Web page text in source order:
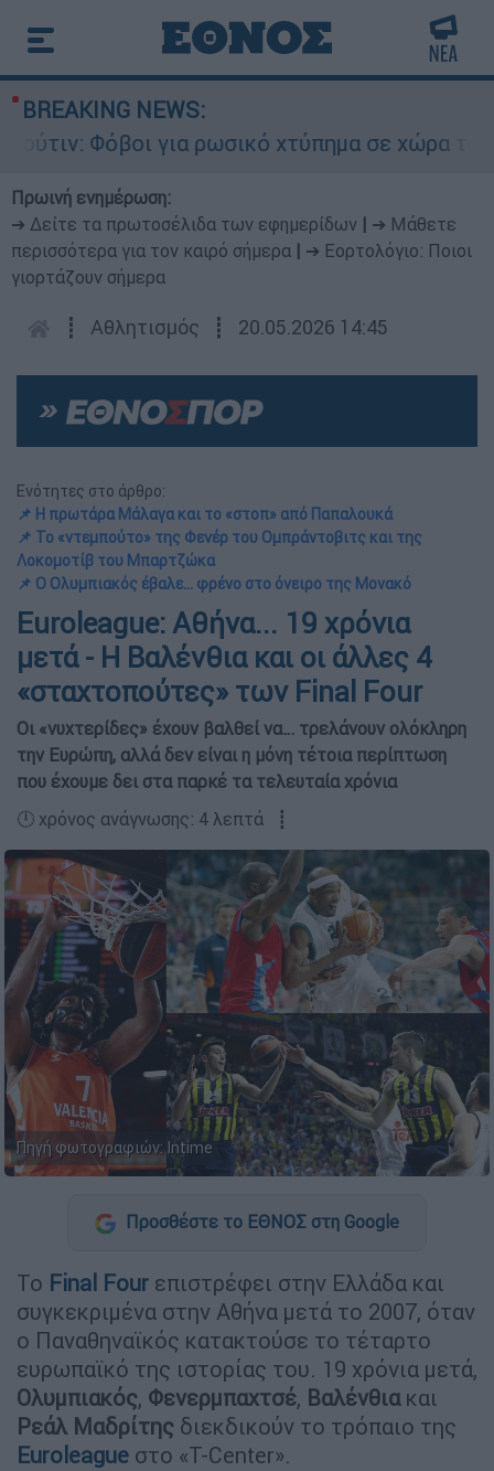
BREAKING NEWS:
Φόβοι για ρωσικό χτύπημα σε χώρα του ΝΑΤΟ
Πρωινή ενημέρωση:
➔ Δείτε τα πρωτοσέλιδα των εφημερίδων
➔ Μάθετε
περισσότερα για τον καιρό σήμερα
➔ Εορτολόγιο: Ποιοι
γιορτάζουν σήμερα
┋ Αθλητισμός ┋ 20.05.2026 14:45
Ενότητες στο άρθρο:
📌 Η πρωτάρα Μάλαγα και το «στοπ» από Παπαλουκά
📌 Το «ντεμπούτο» της Φενέρ του Ομπράντοβιτς και της
Λοκομοτίβ του Μπαρτζώκα
📌 Ο Ολυμπιακός έβαλε… φρένο στο όνειρο της Μονακό
Euroleague: Αθήνα... 19 χρόνια
μετά - Η Βαλένθια και οι άλλες 4
«σταχτοπούτες» των Final Four
Οι «νυχτερίδες» έχουν βαλθεί να… τρελάνουν ολόκληρη
την Ευρώπη, αλλά δεν είναι η μόνη τέτοια περίπτωση
που έχουμε δει στα παρκέ τα τελευταία χρόνια
🕛 χρόνος ανάγνωσης: 4 λεπτά ┋
Πηγή φωτογραφιών: Intime
Προσθέστε το ΕΘΝΟΣ στη Google
Το Final Four επιστρέφει στην Ελλάδα και
συγκεκριμένα στην Αθήνα μετά το 2007, όταν
ο Παναθηναϊκός κατακτούσε το τέταρτο
ευρωπαϊκό της ιστορίας του. 19 χρόνια μετά,
Ολυμπιακός, Φενερμπαχτσέ, Βαλένθιακαι
Ρεάλ Μαδρίτης διεκδικούν το τρόπαιο της
Euroleague στο «T-Center».